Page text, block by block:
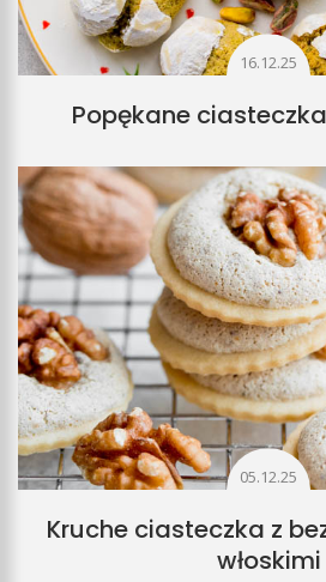
16.12.25
Popękane
05.12.25
Kruche ciasteczka z
włoskimi